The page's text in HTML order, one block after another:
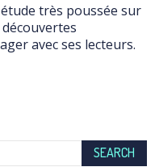
très poussée sur
avec ses lecteurs.